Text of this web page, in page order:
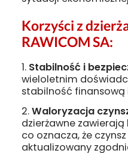
Korzyści z
RAWICOM SA:
Stabilność i
wieloletnim
stabilność
Waloryzacja
dzierżawne
co oznacza, że
aktualizowany